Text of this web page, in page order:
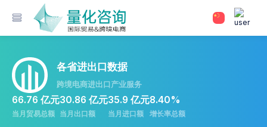
各省进出口数据
跨境电商进出口产业服务
66.76 亿元
当月贸易总额
30.86 亿元
当月出口额
35.9 亿元
当月进口额
8.40%
增长率总额